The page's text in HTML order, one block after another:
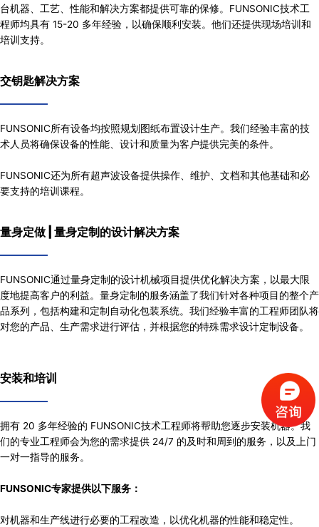
台机器、工艺、性能和解决方案都提供可靠的保修。FUNSONIC技术工
程师均具有 15-20 多年经验，以确保顺利安装。他们还提供现场培训和
培训支持。
交钥匙解决方案
FUNSONIC所有设备均按照规划图纸布置设计生产。我们经验丰富的技
术人员将确保设备的性能、设计和质量为客户提供完美的条件。
FUNSONIC还为所有超声波设备提供操作、维护、文档和其他基础和必
要支持的培训课程。
量身定做 | 量身定制的设计解决方案
FUNSONIC通过量身定制的设计机械项目提供优化解决方案，以最大限
度地提高客户的利益。 量身定制的服务涵盖了我们针对各种项目的整个产
品系列，包括构建和定制自动化包装系统。 我们经验丰富的工程师团队将
对您的产品、生产需求进行评估，并根据您的特殊需求设计定制设备。
安装和培训
拥有 20 多年经验的 FUNSONIC技术工程师将帮助您逐步安装机器。我
们的专业工程师会为您的需求提供 24/7 的及时和周到的服务，以及上门
一对一指导的服务。
FUNSONIC专家提供以下服务：
对机器和生产线进行必要的工程改造，以优化机器的性能和稳定性。